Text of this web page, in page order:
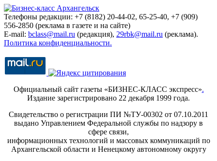
Телефоны редакции: +7 (8182) 20-44-02, 65-25-40, +7 (909)
556-2850 (реклама в газете и на сайте)
E-mail: bclass@mail.ru (редакция), 29rbk@mail.ru (реклама).
Политика конфиденциальности.
Официальный сайт газеты «БИЗНЕС-КЛАСС экспресс».
Издание зарегистрировано 22 декабря 1999 года.
Свидетельство о регистрации ПИ №ТУ-00302 от 07.10.2011
выдано Управлением Федеральной службы по надзору в
сфере связи,
информационных технологий и массовых коммуникаций по
Архангельской области и Ненецкому автономному округу